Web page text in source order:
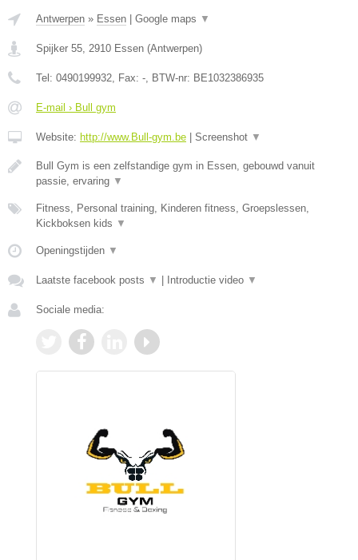
Antwerpen » Essen Google maps ▼
Spijker 55, 2910 Essen (Antwerpen)
Tel: 0490199932, Fax: -, BTW-nr: BE1032386935
E-mail › Bull gym
Website: http://www.Bull-gym.be Screenshot ▼
Bull Gym is een zelfstandige gym in Essen, gebouwd vanuit
passie, ervaring ▼
Fitness, Personal training, Kinderen fitness, Groepslessen,
Kickboksen kids ▼
Openingstijden ▼
Laatste facebook posts ▼ Introductie video ▼
Sociale media: